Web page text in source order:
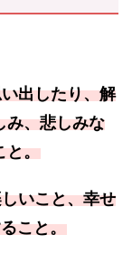
出したり、解
み、悲しみな
と。
いこと、幸せ
こと。